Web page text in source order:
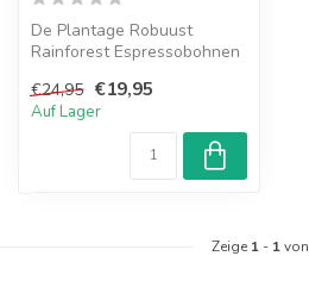
De Plantage Robuust
Rainforest Espressobohnen
Espressobohnen mit Mo...
€24,95 €19,95
Auf Lager
Zeige 1 - 1